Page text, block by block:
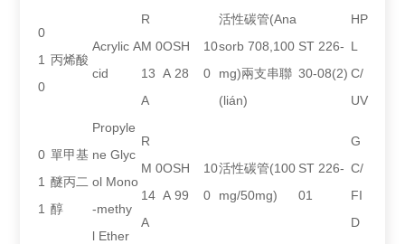
0
1
0
丙烯酸
Acrylic A
cid
R
M 0
13
A
OSH
A 28
10
0
活性碳管(Ana
sorb 708,100
mg)兩支串聯
(lián)
ST 226-
30-08(2)
HP
L
C/
UV
0
1
1
單甲基
醚丙二
醇
Propyle
ne Glyc
ol Mono
-methy
l Ether
R
M 0
14
A
OSH
A 99
10
0
活性碳管(100
mg/50mg)
ST 226-
01
G
C/
FI
D